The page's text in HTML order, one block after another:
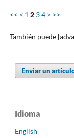
<< < 12 34 > >>
También puede
Enviar un
Idioma
English